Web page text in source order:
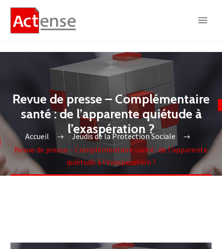
Revue de presse – Complémentaire
santé : de l’apparente quiétude à
l’exaspération ?
Accueil
Jeudis de la Protection Sociale
Revue de presse – Complémentaire santé : de l’apparente
quiétude à l’exaspération ?